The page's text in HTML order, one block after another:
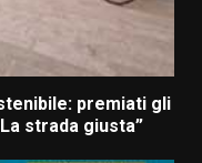
premiati gli
strada giusta”